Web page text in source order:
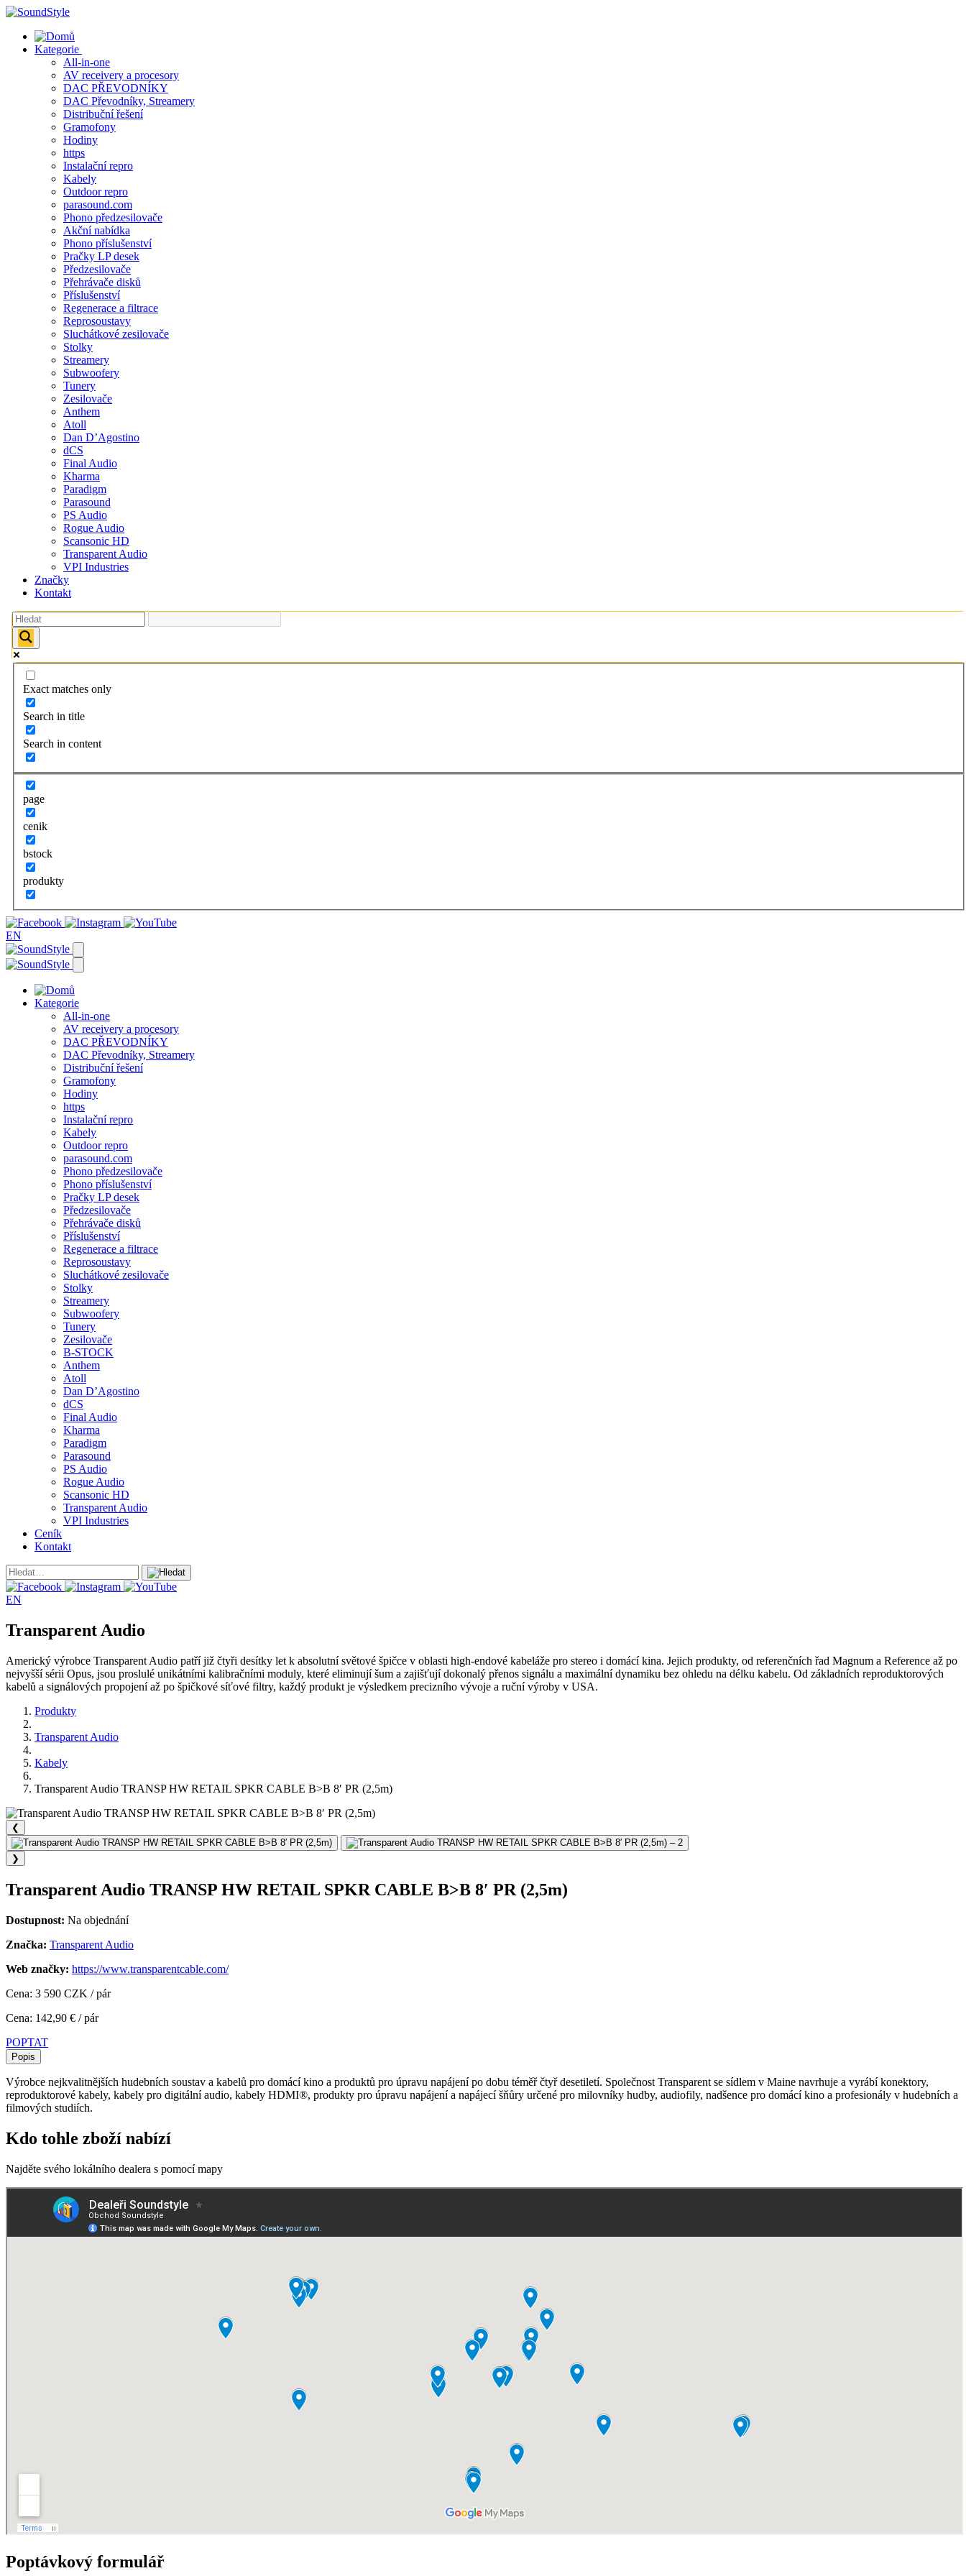
Skip
content
Kategorie
All-in-one
AV receivery a procesory
DAC PŘEVODNÍKY
DAC Převodníky, Streamery
Distribuční řešení
Gramofony
Hodiny
https
Instalační repro
Kabely
Outdoor repro
parasound.com
Phono předzesilovače
Akční nabídka
Phono příslušenství
Pračky LP desek
Předzesilovače
Přehrávače disků
Příslušenství
Regenerace a filtrace
Reprosoustavy
Sluchátkové zesilovače
Stolky
Streamery
Subwoofery
Tunery
Zesilovače
Anthem
Atoll
Dan D’Agostino
dCS
Final Audio
Kharma
Paradigm
Parasound
PS Audio
Rogue Audio
Scansonic HD
Transparent Audio
VPI Industries
Značky
Kontakt
Exact matches only
Search in title
Search in content
page
cenik
bstock
produkty
EN
Kategorie
All-in-one
AV receivery a procesory
DAC PŘEVODNÍKY
DAC Převodníky, Streamery
Distribuční řešení
Gramofony
Hodiny
https
Instalační repro
Kabely
Outdoor repro
parasound.com
Phono předzesilovače
Phono příslušenství
Pračky LP desek
Předzesilovače
Přehrávače disků
Příslušenství
Regenerace a filtrace
Reprosoustavy
Sluchátkové zesilovače
Stolky
Streamery
Subwoofery
Tunery
Zesilovače
B-STOCK
Anthem
Atoll
Dan D’Agostino
dCS
Final Audio
Kharma
Paradigm
Parasound
PS Audio
Rogue Audio
Scansonic HD
Transparent Audio
VPI Industries
Ceník
Kontakt
EN
Transparent Audio
Americký výrobce Transparent Audio patří již čtyři desítky let k absolutní světové špičce v oblasti high-endové kabeláže pro stereo i domácí kina. Jejich produkty, od referenčních řad Magnum a Reference až po
nejvyšší sérii Opus, jsou proslulé unikátními kalibračními moduly, které eliminují šum a zajišťují dokonalý přenos signálu a maximální dynamiku bez ohledu na délku kabelu. Od základních reproduktorových
kabelů a signálových propojení až po špičkové síťové filtry, každý produkt je výsledkem precizního vývoje a ruční výroby v USA.
Produkty
Transparent Audio
Kabely
Transparent Audio TRANSP HW RETAIL SPKR CABLE B>B 8′ PR (2,5m)
❮
❯
Transparent Audio TRANSP HW RETAIL SPKR CABLE B>B 8′ PR (2,5m)
Dostupnost: Na objednání
Značka: Transparent Audio
Web značky: https://www.transparentcable.com/
Cena: 3 590 CZK / pár
Cena: 142,90 € / pár
POPTAT
Popis
Výrobce nejkvalitnějších hudebních soustav a kabelů pro domácí kino a produktů pro úpravu napájení po dobu téměř čtyř desetiletí. Společnost Transparent se sídlem v Maine navrhuje a vyrábí konektory,
reproduktorové kabely, kabely pro digitální audio, kabely HDMI®, produkty pro úpravu napájení a napájecí šňůry určené pro milovníky hudby, audiofily, nadšence pro domácí kino a profesionály v hudebních a
filmových studiích.
Kdo tohle zboží nabízí
Najděte svého lokálního dealera s pomocí mapy
Poptávkový formulář